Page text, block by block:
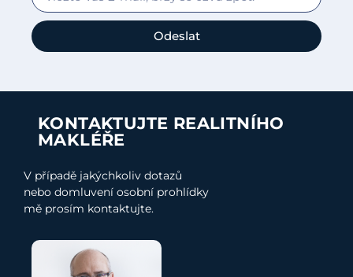
Odeslat
KONTAKTUJTE REALITNÍHO
MAKLÉŘE
V případě jakýchkoliv dotazů
nebo domluvení osobní prohlídky
mě prosím kontaktujte.